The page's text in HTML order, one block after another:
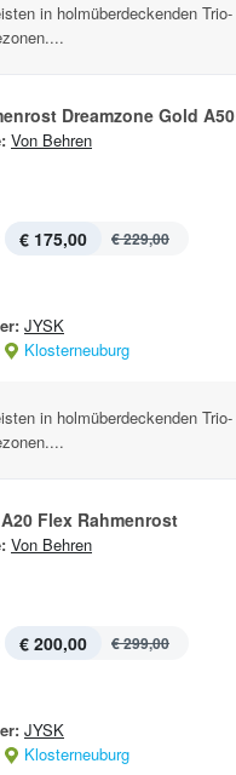
in holmüberdeckenden Trio-
Dreamzone Gold A50
Von Behren
€ 175,00 € 229,00
JYSK
Klosterneuburg
in holmüberdeckenden Trio-
Flex Rahmenrost
Von Behren
€ 200,00 € 299,00
JYSK
Klosterneuburg